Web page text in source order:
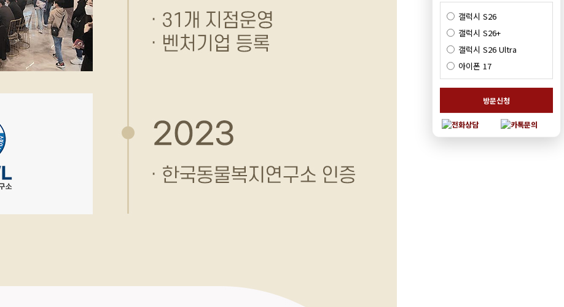
갤럭시 S26
갤럭시 S26+
갤럭시 S26 Ultra
아이폰 17
방문신청